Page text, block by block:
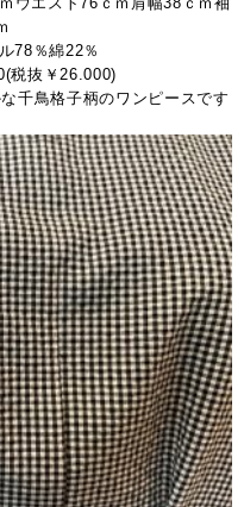
78％綿22％
税抜￥26.000)
千鳥格子柄のワンピースです